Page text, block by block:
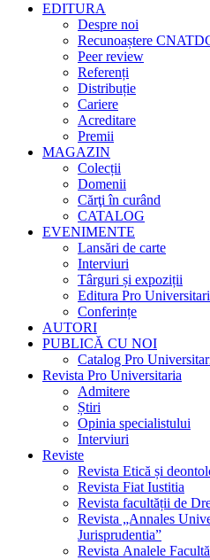
EDITURA
Despre noi
Recunoaștere
Peer review
Referenți
Distribuție
Cariere
Acreditare
Premii
MAGAZIN
Colecții
Domenii
Cărţi în curând
CATALOG
EVENIMENTE
Lansări de carte
Interviuri
Târguri și expoziții
Editura Pro
Conferințe
AUTORI
PUBLICĂ CU NOI
Catalog Pro
Revista Pro Universitaria
Admitere
Știri
Opinia specialistului
Interviuri
Reviste
Revista Etică și
Revista Fiat Iustitia
Revista facultății de
Revista „Annales
Jurisprudentia”
Revista Analele